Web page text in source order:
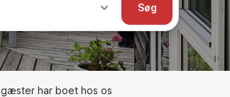
Søg
gæster har boet hos os